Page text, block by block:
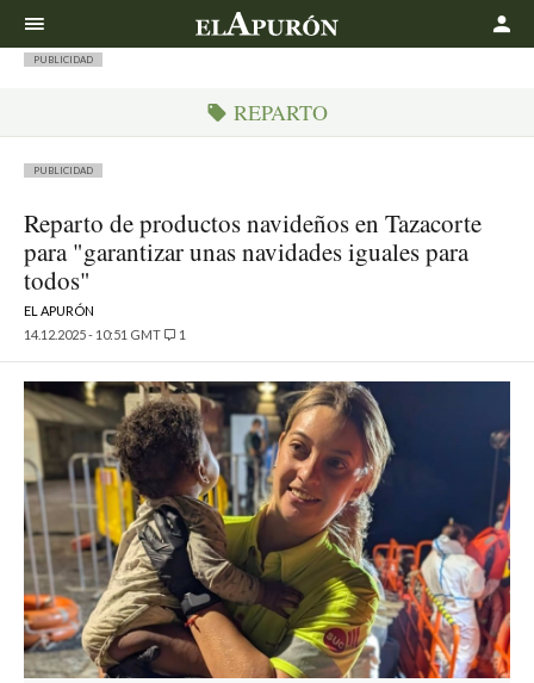
PUBLICIDAD
REPARTO
PUBLICIDAD
Reparto de productos navideños en Tazacorte
para "garantizar unas navidades iguales para
todos"
EL APURÓN
14.12.2025 - 10:51 GMT
1